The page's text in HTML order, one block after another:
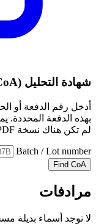
شهادة التحليل (CoA) حسب الدفعة
أدخل رقم الدفعة أو
بهذه الدفعة المحددة.
لم تكن هناك نسخة PDF محفوظة.
Batch / Lot number
Find CoA
مرادفات
لا توجد أسماء بديلة